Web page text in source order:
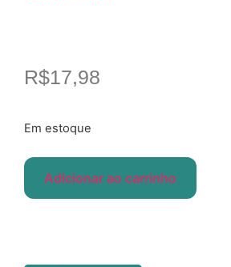
R$17,98
Em estoque
Adicionar ao carrinho